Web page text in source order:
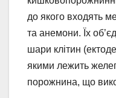
до якого входять
та анемони. Їх
шари клітин
якими лежить
порожнина, що